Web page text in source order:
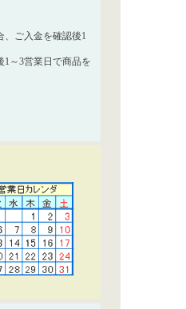
、ご入金を確認後1
～3営業日で商品を